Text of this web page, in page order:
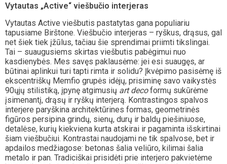
Vytautas „Active“ viešbučio interjeras
Vytautas Active viešbutis pastatytas gana populiariu
tapusiame Birštone. Viešbučio interjeras – ryškus, drąsus, gal
net šiek tiek įžūlus, tačiau šie sprendimai priimti tikslingai.
Tai – suaugusiems skirtas viešbutis pabėgimui nuo
kasdienybės. Mes savęs paklausėme: jei esi suaugęs, ar
būtinai aplinkui turi tapti rimta ir solidu? Įkvėpimo pasisėmę iš
ekscentriškų Memfio grupės idėjų, prisiminę savo vaikystės
90ųjų stilistiką, įpynę atgimusių art decoformų sukūrėme
įsimenantį, drąsų ir ryškų interjerą. Kontrastingos spalvos
interjere paryškina architektūrines formas, geometrinės
figūros persipina grindų, sienų, durų ir baldų piešiniuose,
detalėse, kurių kiekviena kurta atskirai ir pagaminta išskirtinai
šiam viešbučiui. Kontrastai naudojami ne tik spalvose, bet ir
apdailos medžiagose: betonas šalia veliūro, kilimai šalia
metalo ir pan. Tradiciškai prisidėti prie interjero pakvietėme